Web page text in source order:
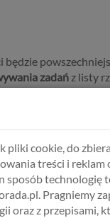
zadań z listy
wydawało się tak
gra obecnie w
sezonie 7 goli,
pliki cookie, do
treści i reklam
sposób technologię
Pragniemy
oraz z przepisami,